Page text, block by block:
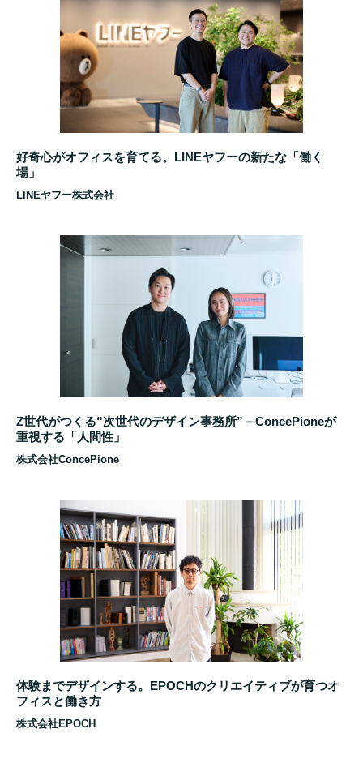
好奇心がオフィスを育てる。LINEヤフーの新たな「働く
場」
LINEヤフー株式会社
Z世代がつくる“次世代のデザイン事務所”－ConcePioneが
重視する「人間性」
株式会社ConcePione
体験までデザインする。EPOCHのクリエイティブが育つオ
フィスと働き方
株式会社EPOCH